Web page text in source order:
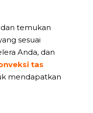
dan temukan
sesuai
Anda, dan
tas
mendapatkan